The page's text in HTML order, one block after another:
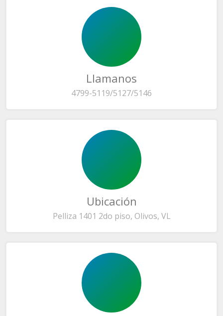
Llamanos
4799-5119/5127/5146
Ubicación
Pelliza 1401 2do piso, Olivos, VL